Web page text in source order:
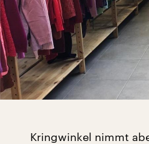
Kringwinkel nimmt